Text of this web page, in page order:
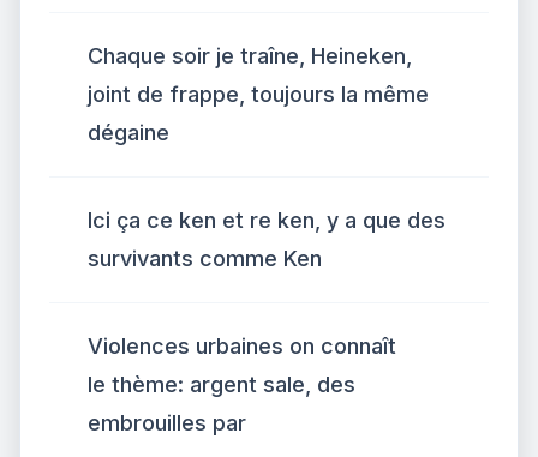
Chaque soir je traîne, Heineken,
joint de frappe, toujours la même
dégaine
Ici ça ce ken et re ken, y a que des
survivants comme Ken
Violences urbaines on connaît
le thème: argent sale, des
embrouilles par